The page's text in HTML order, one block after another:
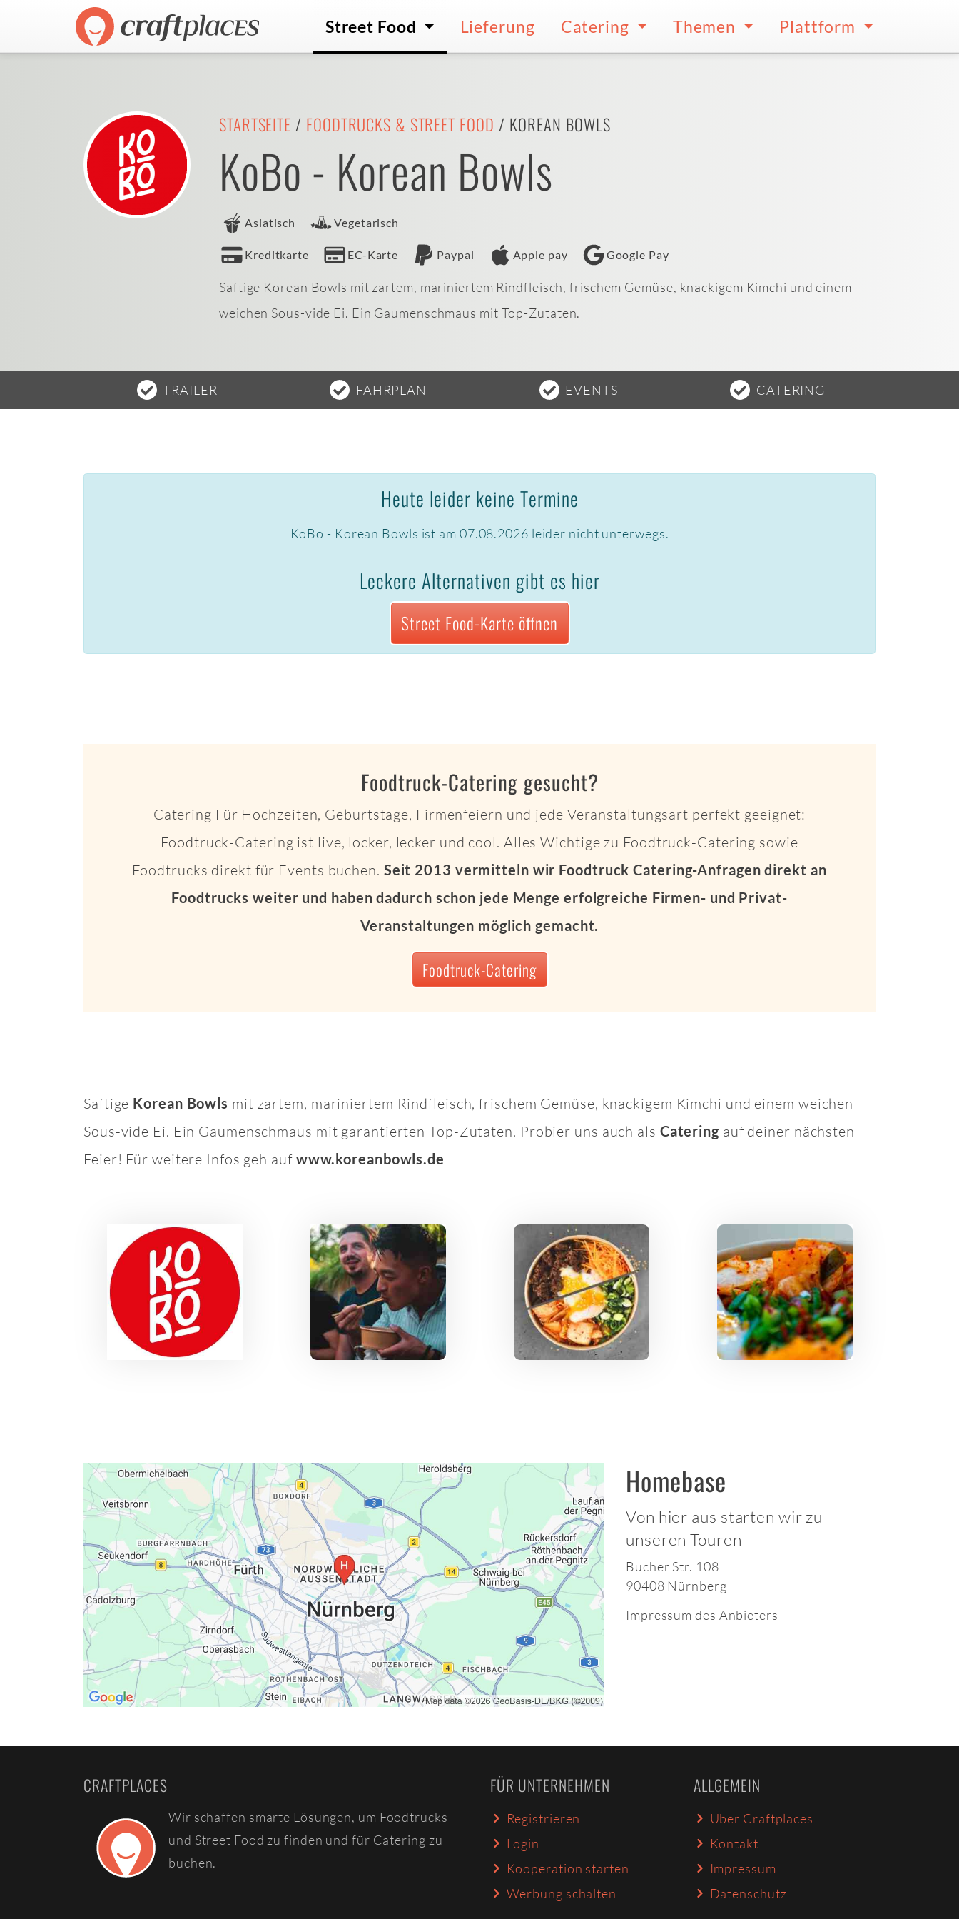
Street Food Lieferung Catering Themen Plattform
STARTSEITE / FOODTRUCKS & STREET FOOD / KOREAN BOWLS
KoBo - Korean Bowls
Asiatisch Vegetarisch
Kreditkarte EC-Karte Paypal Apple pay Google Pay
Saftige Korean Bowls mit zartem, mariniertem Rindfleisch, frischem Gemüse, knackigem Kimchi und einem
weichen Sous-vide Ei. Ein Gaumenschmaus mit Top-Zutaten.
TRAILER FAHRPLAN EVENTS CATERING
Heute leider keine Termine
KoBo - Korean Bowls ist am 07.08.2026 leider nicht unterwegs.
Leckere Alternativen gibt es hier
Street Food-Karte öffnen
Foodtruck-Catering gesucht?
Catering Für Hochzeiten, Geburtstage, Firmenfeiern und jede Veranstaltungsart perfekt geeignet:
Foodtruck-Catering ist live, locker, lecker und cool. Alles Wichtige zu Foodtruck-Catering sowie
Foodtrucks direkt für Events buchen. Seit 2013 vermitteln wir Foodtruck Catering-Anfragen direkt an
Foodtrucks weiter und haben dadurch schon jede Menge erfolgreiche Firmen- und Privat-
Veranstaltungen möglich gemacht.
Foodtruck-Catering
Saftige Korean Bowls mit zartem, mariniertem Rindfleisch, frischem Gemüse, knackigem Kimchi und einem weichen
Sous-vide Ei. Ein Gaumenschmaus mit garantierten Top-Zutaten. Probier uns auch als Cateringauf deiner nächsten
Feier! Für weitere Infos geh auf www.koreanbowls.de
Homebase
Von hier aus starten wir zu
unseren Touren
Bucher Str. 108
90408 Nürnberg
Impressum des Anbieters
CRAFTPLACES
Wir schaffen smarte Lösungen, um Foodtrucks
und Street Food zu finden und für Catering zu
buchen.
FÜR UNTERNEHMEN
Registrieren
Login
Kooperation starten
Werbung schalten
ALLGEMEIN
Über Craftplaces
Kontakt
Impressum
Datenschutz